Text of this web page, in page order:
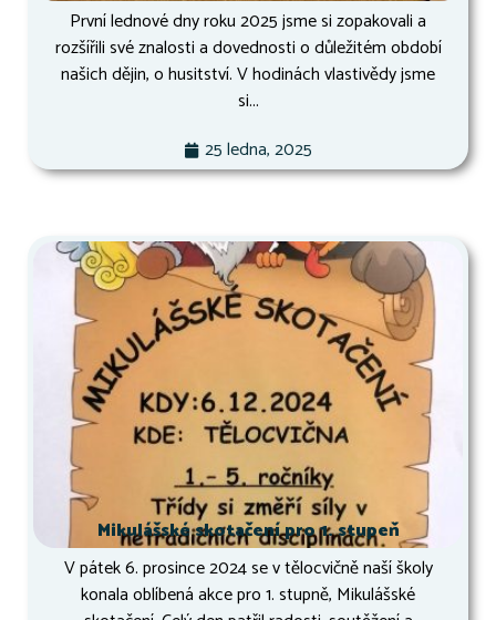
První lednové dny roku 2025 jsme si zopakovali a
rozšířili své znalosti a dovednosti o důležitém období
našich dějin, o husitství. V hodinách vlastivědy jsme
si...
25 ledna, 2025
Mikulášské skotačení pro 1. stupeň
V pátek 6. prosince 2024 se v tělocvičně naší školy
konala oblíbená akce pro 1. stupně, Mikulášské